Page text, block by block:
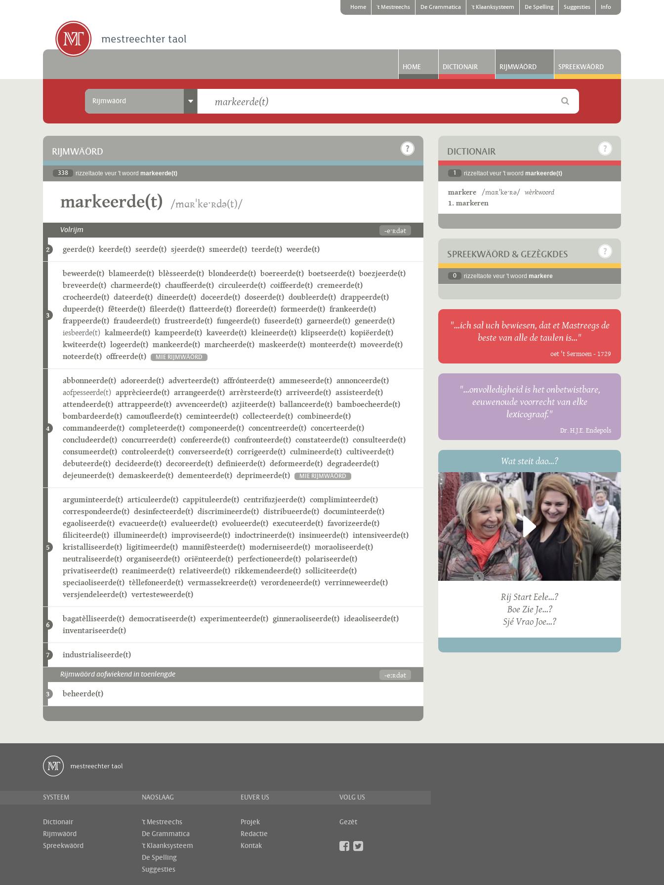
Home 't Mestreechs De Grammatica 't Klaanksysteem De Spelling Suggesties Info
HOME DICTIONAIR RIJMWÄÖRD SPREEKWÄÖRD
Rijmwäörd
RIJMWÄÖRD
338 rizzeltaote veur 't woord markeerde(t)
markeerde(t) /mɑʀˈkeˑʀdə(t)/
Volrijm -eˑʀdət
2 geerde(t) keerde(t) seerde(t) sjeerde(t) smeerde(t) teerde(t) weerde(t)
3
beweerde(t) blameerde(t) blèsseerde(t) blondeerde(t) boereerde(t) boetseerde(t) boezjeerde(t)
breveerde(t) charmeerde(t) chauffeerde(t) circuleerde(t) coiffeerde(t) cremeerde(t)
crocheerde(t) dateerde(t) dineerde(t) doceerde(t) doseerde(t) doubleerde(t) drappeerde(t)
dupeerde(t) fêteerde(t) fileerde(t) flatteerde(t) floreerde(t) formeerde(t) frankeerde(t)
frappeerde(t) fraudeerde(t) frustreerde(t) fungeerde(t) fuseerde(t) garneerde(t) geneerde(t)
iesbeerde(t) kalmeerde(t) kampeerde(t) kaveerde(t) kleineerde(t) klipseerde(t) kopiëerde(t)
kwiteerde(t) logeerde(t) mankeerde(t) marcheerde(t) maskeerde(t) monteerde(t) moveerde(t)
noteerde(t) offreerde(t) MIE RIJMWÄÖRD
4
abbonneerde(t) adoreerde(t) adverteerde(t) affrónteerde(t) ammeseerde(t) annonceerde(t)
aofpesseerde(t) apprècieerde(t) arrangeerde(t) arrèrsteerde(t) arriveerde(t) assisteerde(t)
attendeerde(t) attrappeerde(t) avvenceerde(t) azjiteerde(t) ballanceerde(t) bamboecheerde(t)
bombardeerde(t) camoufleerde(t) ceminteerde(t) collecteerde(t) combineerde(t)
commandeerde(t) completeerde(t) componeerde(t) concentreerde(t) concerteerde(t)
concludeerde(t) concurreerde(t) confereerde(t) confronteerde(t) constateerde(t) consulteerde(t)
consumeerde(t) controleerde(t) converseerde(t) corrigeerde(t) culmineerde(t) cultiveerde(t)
debuteerde(t) decideerde(t) decoreerde(t) definieerde(t) deformeerde(t) degradeerde(t)
dejeuneerde(t) demaskeerde(t) dementeerde(t) deprimeerde(t) MIE RIJMWÄÖRD
5
arguminteerde(t) articuleerde(t) cappituleerde(t) centrifuzjeerde(t) compliminteerde(t)
correspondeerde(t) desinfecteerde(t) discrimineerde(t) distribueerde(t) documinteerde(t)
egaoliseerde(t) evacueerde(t) evalueerde(t) evolueerde(t) executeerde(t) favorizeerde(t)
filiciteerde(t) illumineerde(t) improviseerde(t) indoctrineerde(t) insinueerde(t) intensiveerde(t)
kristalliseerde(t) ligitimeerde(t) mannifèsteerde(t) moderniseerde(t) moraoliseerde(t)
neutraliseerde(t) organiseerde(t) oriënteerde(t) perfectioneerde(t) polariseerde(t)
privatiseerde(t) reanimeerde(t) relativeerde(t) rikkemendeerde(t) solliciteerde(t)
speciaoliseerde(t) tèllefoneerde(t) vermassekreerde(t) verordeneerde(t) verrinneweerde(t)
versjendeleerde(t) vertesteweerde(t)
6
bagatèlliseerde(t) democratiseerde(t) experimenteerde(t) ginneraoliseerde(t) ideaoliseerde(t)
inventariseerde(t)
7 industrialiseerde(t)
Rijmwäörd aofwiekend in toenlengde -eːʀdət
3 beheerde(t)
DICTIONAIR
1 rizzeltaot veur 't woord markeerde(t)
markere /mɑʀˈkeˑʀə/ wèrkwoord
1. markeren
SPREEKWÄÖRD & GEZÈGKDES
0 rizzeltaote veur 't woord markere
"...ich sal uch bewiesen, dat et Mastreegs de
beste van alle de taulen is..."
oet 't Sermoen - 1729
"...onvolledigheid is het onbetwistbare,
eeuwenoude voorrecht van elke
lexicograaf."
Dr. H.J.E. Endepols
Wat steit dao...?
Rij Start Eele...?
Boe Zie Je...?
Sjé Vrao Joe...?
SYSTEEM
Dictionair
Rijmwäörd
Spreekwäörd
NAOSLAAG
't Mestreechs
De Grammatica
't Klaanksysteem
De Spelling
Suggesties
EUVER US
Projek
Redactie
Kontak
VOLG US
Gezèt